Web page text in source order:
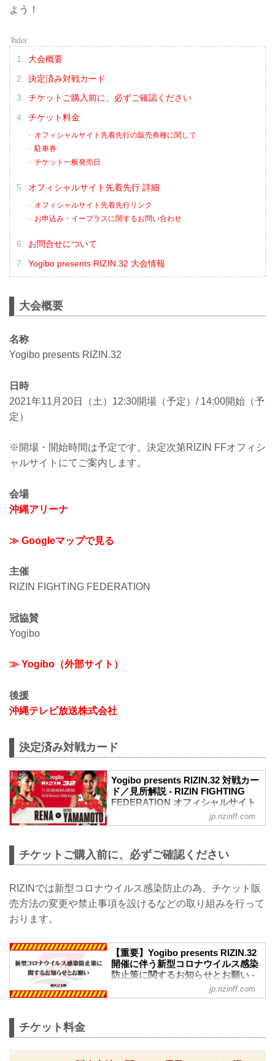
よう！
大会概要
決定済み対戦カード
チケットご購入前に、必ずご確認ください
チケット料金
オフィシャルサイト先着先行の販売券種に関して
駐車券
チケット一般発売日
オフィシャルサイト先着先行 詳細
オフィシャルサイト先着先行リンク
お申込み・イープラスに関するお問い合わせ
お問合せについて
Yogibo presents RIZIN.32 大会情報
大会概要
名称
Yogibo presents RIZIN.32
日時
2021年11月20日（土）12:30開場（予定）/ 14:00開始（予
定）
※開場・開始時間は予定です。決定次第RIZIN FFオフィシ
ャルサイトにてご案内します。
会場
沖縄アリーナ
≫ Googleマップで見る
主催
RIZIN FIGHTING FEDERATION
冠協賛
Yogibo
≫ Yogibo（外部サイト）
後援
沖縄テレビ放送株式会社
決定済み対戦カード
Yogibo presents RIZIN.32 対戦カー
ド／見所解説 - RIZIN FIGHTING
FEDERATION オフィシャルサイト
スペシャルワンマッチ／RENA vs. 山本美
RENA vs. 山本美憂
スペシャルワンマッチ／砂辺光久 vs. 村
RIZIN MMAルール：5分 3R（57.0kg）
砂辺光久 vs. 村元友太郎
スペシャルワンマッチ／安谷屋智弘 vs.
安谷屋智弘 vs. 宮城友一
参戦決定選手
にっせー
“ブラックパンサー”ベイノア
jp.rizinff.com
チケットご購入前に、必ずご確認ください
RIZINでは新型コロナウイルス感染防止の為、チケット販
売方法の変更や禁止事項を設けるなどの取り組みを行って
おります。
【重要】Yogibo presents RIZIN.32
開催に伴う新型コロナウイルス感染
防止策に関するお知らせとお願い -
RIZIN FIGHTING FEDERATION オ
フィシャルサイト
い。
RIZINではイベント開催に際し、日本スポ
jp.rizinff.com
チケット料金